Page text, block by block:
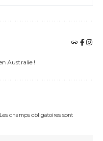
Australie !
Les champs obligatoires sont